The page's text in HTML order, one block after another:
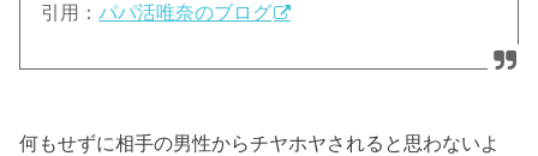
引用：パパ活唯奈のブログ
何もせずに相手の男性からチヤホヤされると思わないよ